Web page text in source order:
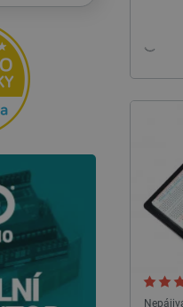
Nezbytně nutné soubory
nezbytně nutných souborů
Zásadách ochrany